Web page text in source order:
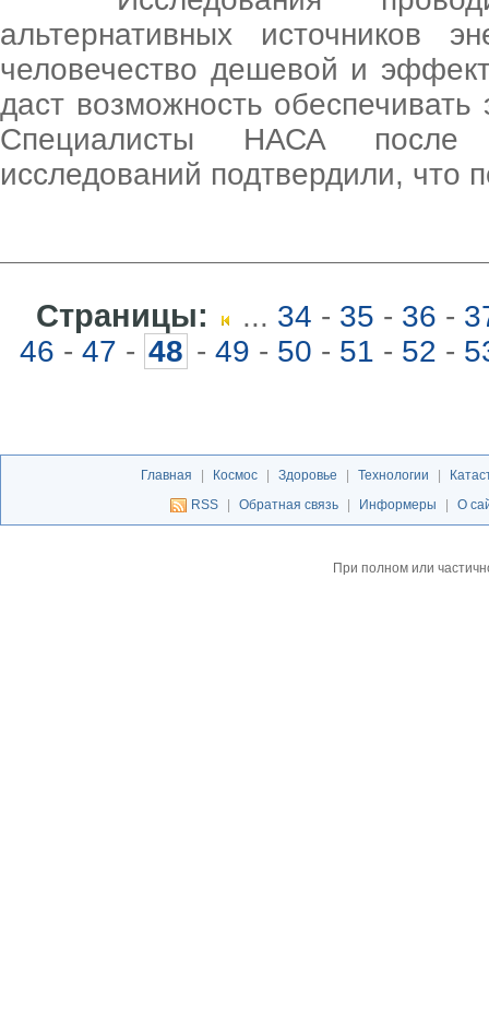
альтернативных источников
человечество дешевой и
даст возможность
Специалисты НАСА после
исследований подтвердили, что
Страницы: ... 34 - 35 - 36 -
46 - 47 - 48 - 49 - 50 - 51 - 52 -
Главная Космос Здоровье Технологии
RSS
Обратная связь Информеры О
При полном или